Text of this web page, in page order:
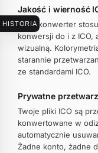
HISTORIA
Jakość i wierność
Nasz konwerter
konwersji do i z ICO,
wizualną.
starannie
ze standardami ICO.
Prywatne
Twoje pliki ICO są
konwertowane w
automatycznie
Żadne konto, żadne